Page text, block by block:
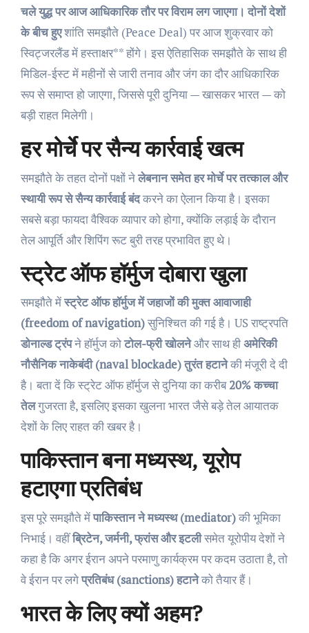
चले युद्ध पर आज आधिकारिक तौर पर विराम लग जाएगा। दोनों देशों
के बीच हुएशांति समझौते (Peace Deal) पर आज शुक्रवार को
स्विट्जरलैंड में हस्ताक्षर** होंगे। इस ऐतिहासिक समझौते के साथ ही
मिडिल-ईस्ट में महीनों से जारी तनाव और जंग का दौर आधिकारिक
रूप से समाप्त हो जाएगा, जिससे पूरी दुनिया — खासकर भारत — को
बड़ी राहत मिलेगी।
हर मोर्चे पर सैन्य कार्रवाई खत्म
समझौते के तहत दोनों पक्षों नेलेबनान समेत हर मोर्चे पर तत्काल और
स्थायी रूप से सैन्य कार्रवाई बंदकरने का ऐलान किया है। इसका
सबसे बड़ा फायदा वैश्विक व्यापार को होगा, क्योंकि लड़ाई के दौरान
तेल आपूर्ति और शिपिंग रूट बुरी तरह प्रभावित हुए थे।
स्ट्रेट ऑफ हॉर्मुज दोबारा खुला
समझौते मेंस्ट्रेट ऑफ हॉर्मुज में जहाजों की मुक्त आवाजाही
(freedom of navigation)सुनिश्चित की गई है। US राष्ट्रपति
डोनाल्ड ट्रंपने हॉर्मुज कोटोल-फ्री खोलनेऔर साथ हीअमेरिकी
नौसैनिक नाकेबंदी (naval blockade) तुरंत हटानेकी मंजूरी दे दी
है। बता दें कि स्ट्रेट ऑफ हॉर्मुज से दुनिया का करीब20% कच्चा
तेलगुजरता है, इसलिए इसका खुलना भारत जैसे बड़े तेल आयातक
देशों के लिए राहत की खबर है।
पाकिस्तान बना मध्यस्थ, यूरोप
हटाएगा प्रतिबंध
इस पूरे समझौते मेंपाकिस्तान ने मध्यस्थ (mediator)की भूमिका
निभाई। वहींब्रिटेन, जर्मनी, फ्रांस और इटलीसमेत यूरोपीय देशों ने
कहा है कि अगर ईरान अपने परमाणु कार्यक्रम पर कदम उठाता है, तो
वे ईरान पर लगेप्रतिबंध (sanctions) हटानेको तैयार हैं।
भारत के लिए क्यों अहम?